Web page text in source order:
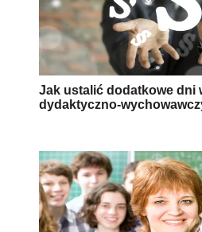
Jak ustalić dodatkowe dni
dydaktyczno-